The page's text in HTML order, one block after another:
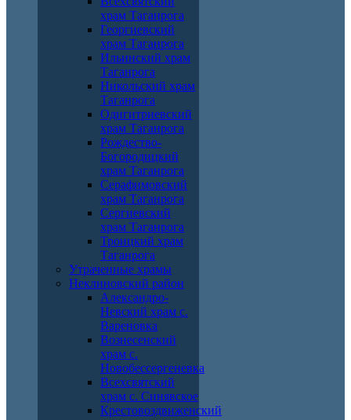
храм Таганрога
Георгиевский
храм Таганрога
Ильинский храм
Таганрога
Никольский храм
Таганрога
Одигитриевский
храм Таганрога
Рождество-
Богородицкий
храм Таганрога
Серафимовский
храм Таганрога
Сергиевский
храм Таганрога
Троицкий храм
Таганрога
Утраченные храмы
Неклиновский район
Александро-
Невский храм с.
Вареновка
Вознесенский
храм с.
Новобессергеневка
Всехсвятский
храм с. Синявское
Крестовоздвиженский